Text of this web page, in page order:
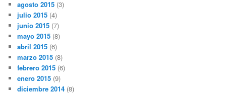
agosto 2015 (3)
julio 2015 (4)
junio 2015 (7)
mayo 2015 (8)
abril 2015 (6)
marzo 2015 (8)
febrero 2015 (6)
enero 2015 (9)
diciembre 2014 (8)